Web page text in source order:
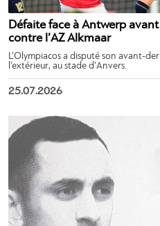
Défaite face à Antwerp
contre l’AZ Alkmaar
L’Olympiacos a disputé son avant-
l’extérieur, au stade d’Anvers.
25.07.2026